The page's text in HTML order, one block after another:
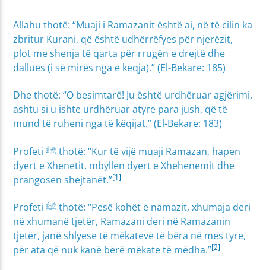
Allahu thotë: “Muaji i Ramazanit është ai, në të cilin ka
zbritur Kurani, që është udhërrëfyes për njerëzit,
plot me shenja të qarta për rrugën e drejtë dhe
dallues (i së mirës nga e keqja).” (El-Bekare: 185)
Dhe thotë: “O besimtarë! Ju është urdhëruar agjërimi,
ashtu si u ishte urdhëruar atyre para jush, që të
mund të ruheni nga të këqijat.” (El-Bekare: 183)
Profeti ﷺ thotë: “Kur të vijë muaji Ramazan, hapen
dyert e Xhenetit, mbyllen dyert e Xhehenemit dhe
prangosen shejtanët.”[1]
Profeti ﷺ thotë: “Pesë kohët e namazit, xhumaja deri
në xhumanë tjetër, Ramazani deri në Ramazanin
tjetër, janë shlyese të mëkateve të bëra në mes tyre,
për ata që nuk kanë bërë mëkate të mëdha.”[2]